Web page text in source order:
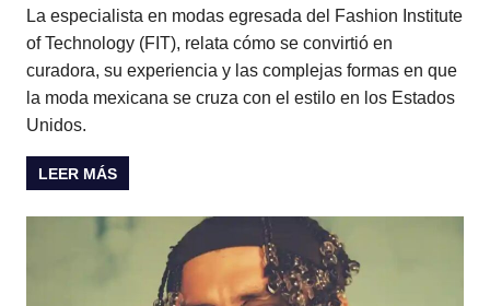
La especialista en modas egresada del Fashion Institute
of Technology (FIT), relata cómo se convirtió en
curadora, su experiencia y las complejas formas en que
la moda mexicana se cruza con el estilo en los Estados
Unidos.
LEER MÁS